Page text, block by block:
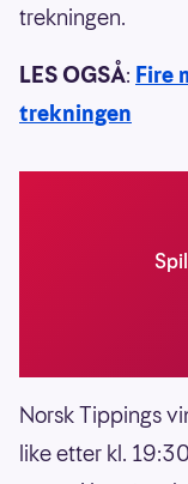
trekningen.
LES OGSÅ: Fire
trekningen
Norsk Tippings
like etter kl.